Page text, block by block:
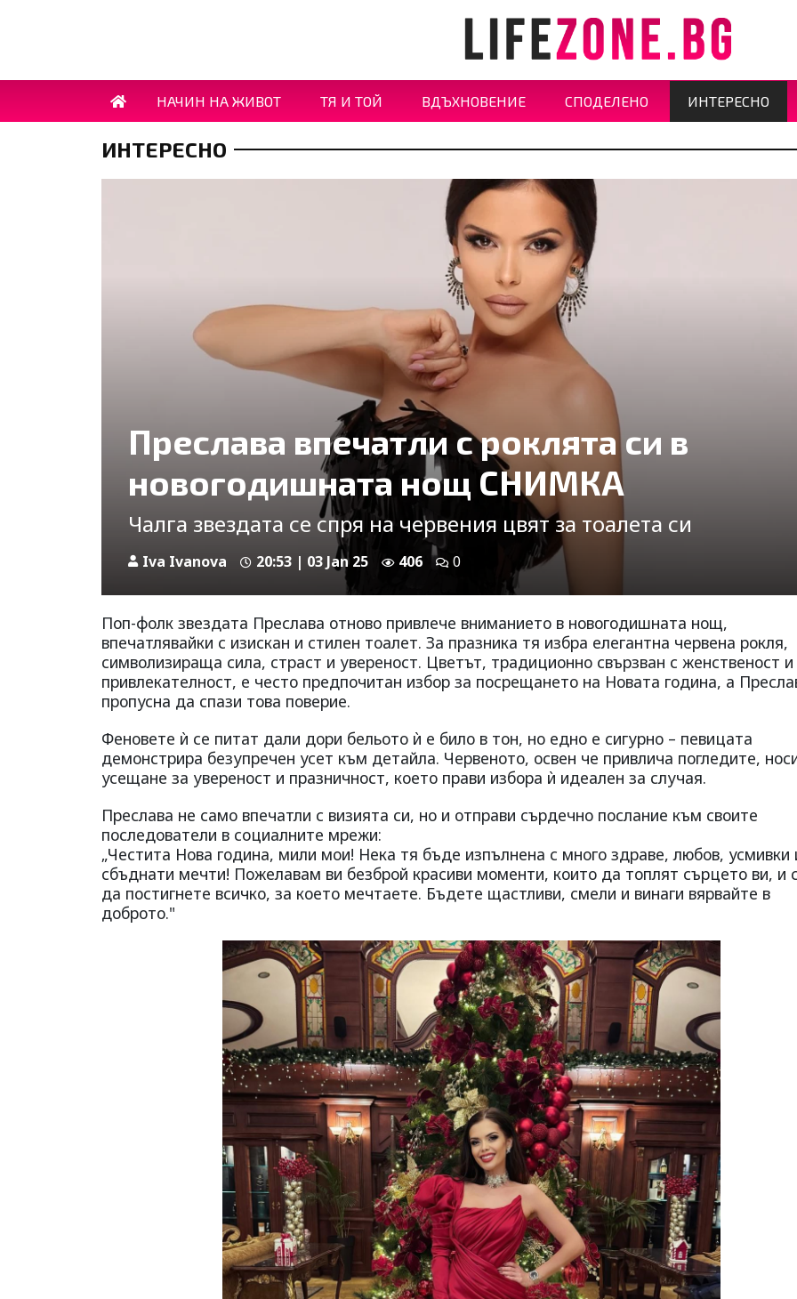
НАЧИН НА ЖИВОТ ТЯ И ТОЙ ВДЪХНОВЕНИЕ СПОДЕЛЕНО ИНТЕРЕСНО
ИНТЕРЕСНО
Преслава впечатли с роклята си в
новогодишната нощ СНИМКА
Чалга звездата се спря на червения цвят за тоалета си
Iva Ivanova 20:53 | 03 Jan 25 406 0
Поп-фолк звездата Преслава отново привлече вниманието в новогодишната нощ,
впечатлявайки с изискан и стилен тоалет. За празника тя избра елегантна червена рокля,
символизираща сила, страст и увереност. Цветът, традиционно свързван с женственост и
привлекателност, е често предпочитан избор за посрещането на Новата година, а
пропусна да спази това поверие.
Феновете ѝ се питат дали дори бельото ѝ е било в тон, но едно е сигурно – певицата
демонстрира безупречен усет към детайла. Червеното, освен че привлича погледите,
усещане за увереност и празничност, което прави избора ѝ идеален за случая.
Преслава не само впечатли с визията си, но и отправи сърдечно послание към своите
последователи в социалните мрежи:
„Честита Нова година, мили мои! Нека тя бъде изпълнена с много здраве, любов, усмивки
сбъднати мечти! Пожелавам ви безброй красиви моменти, които да топлят сърцето ви, и
да постигнете всичко, за което мечтаете. Бъдете щастливи, смели и винаги вярвайте в
доброто."